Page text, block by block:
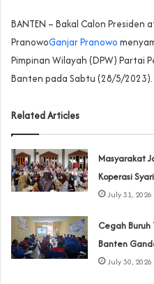
BANTEN – Bakal Calon
PranowoGanjar Pranowo
Pimpinan Wilayah (DPW) Partai
Banten pada Sabtu (28/5/2023).
Related Articles
‎Masyarakat
Koperasi
July 31, 2026
Cegah Buruh
Banten
July 30, 2026